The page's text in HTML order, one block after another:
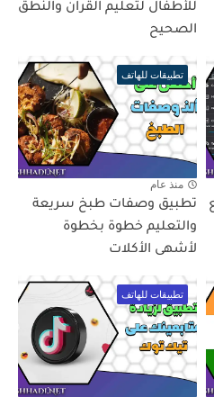
للأطفال لتعليم القرآن والنطق
الصحيح
تطبيقات للهاتف
منذ عام
تطبيق وصفات طبخ سريعة
والتعليم خطوة بخطوة
لأشهى الأكلات
تطبيقات للهاتف